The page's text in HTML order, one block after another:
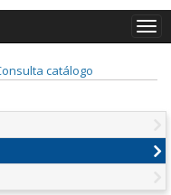
catálogo